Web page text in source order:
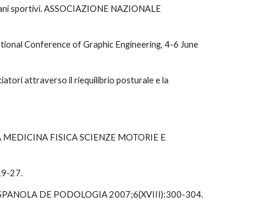
sportivi. ASSOCIAZIONE NAZIONALE
Conference of Graphic Engineering, 4-6 June
attraverso il riequilibrio posturale e la
FISICA SCIENZE MOTORIE E
27.
DE PODOLOGIA 2007;6(XVIII):300-304.